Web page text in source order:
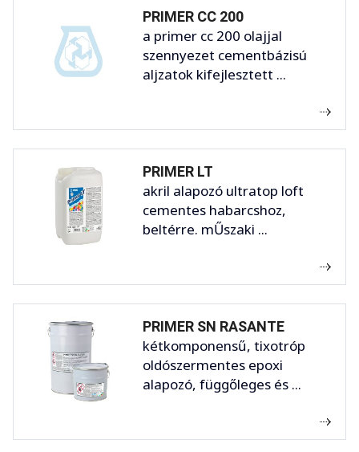
PRIMER CC 200
a primer cc 200 olajjal
szennyezet cementbázisú
aljzatok kifejlesztett ...
PRIMER LT
akril alapozó ultratop loft
cementes habarcshoz,
beltérre. mŰszaki ...
PRIMER SN RASANTE
kétkomponensű, tixotróp
oldószermentes epoxi
alapozó, függőleges és ...